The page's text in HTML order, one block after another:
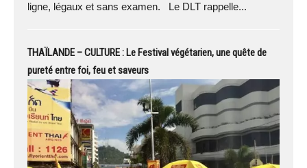
ligne, légaux et sans examen. Le DLT rappelle...
THAÏLANDE – CULTURE : Le Festival végétarien, une quête de
pureté entre foi, feu et saveurs